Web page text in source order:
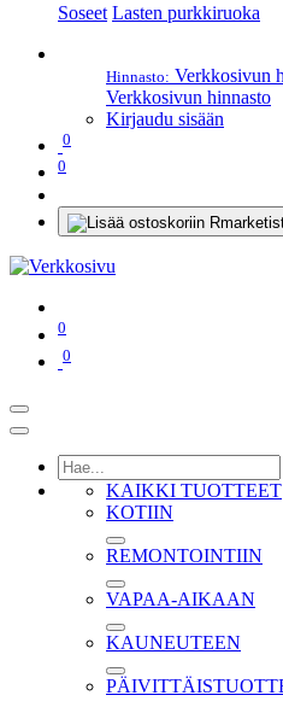
Soseet Lasten purkkiruoka
Hinnasto: Verkkosivun
Verkkosivun hinnasto
Kirjaudu sisään
0
0
0
0
KAIKKI TUOTTEET
KOTIIN
REMONTOINTIIN
VAPAA-AIKAAN
KAUNEUTEEN